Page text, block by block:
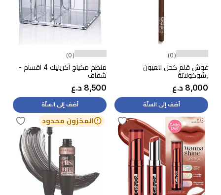
(0)
غوش قلم كحل للعيون
,شوكولاتة
8,000 د.ع
أضف إلى السلّة
(0)
منظم مكياج أكريليك 4 اقسام -
شفاف
8,500 د.ع
أضف إلى السلّة
المخزون محدود